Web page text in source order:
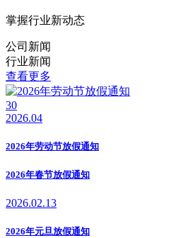
掌握行业新动态
公司新闻
行业新闻
查看更多
30
2026.04
2026年劳动节放假通知
2026年春节放假通知
2026.02.13
2026年元旦放假通知